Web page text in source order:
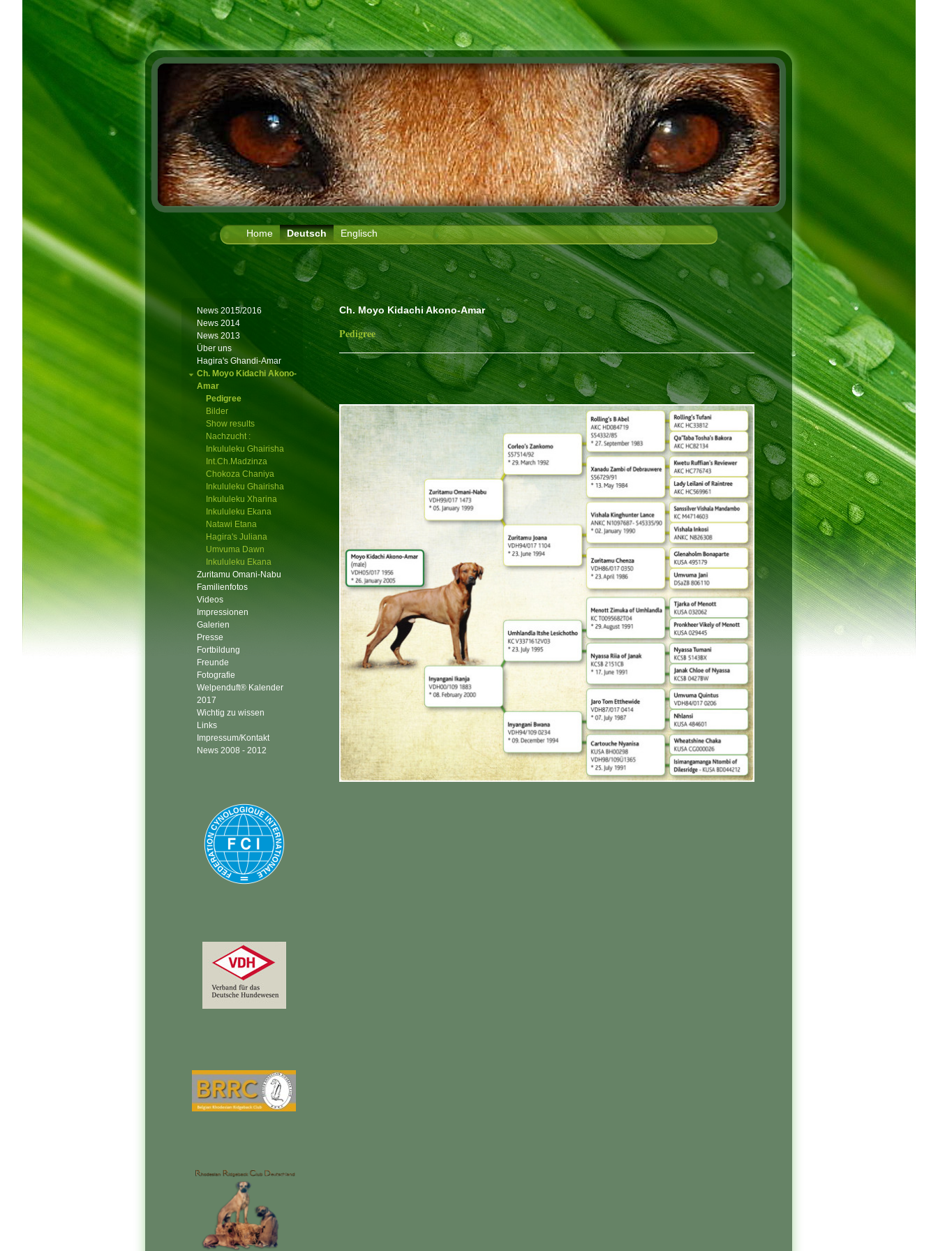
Home Deutsch Englisch
Ch. Moyo Kidachi Akono-Amar
Pedigree
News 2015/2016
News 2014
News 2013
Über uns
Hagira's Ghandi-Amar
Ch. Moyo Kidachi Akono-
Amar
Pedigree
Bilder
Show results
Nachzucht :
Inkululeku Ghairisha
Int.Ch.Madzinza
Chokoza Chaniya
Inkululeku Ghairisha
Inkululeku Xharina
Inkululeku Ekana
Natawi Etana
Hagira's Juliana
Umvuma Dawn
Inkululeku Ekana
Zuritamu Omani-Nabu
Familienfotos
Videos
Impressionen
Galerien
Presse
Fortbildung
Freunde
Fotografie
Welpenduft® Kalender
2017
Wichtig zu wissen
Links
Impressum/Kontakt
News 2008 - 2012